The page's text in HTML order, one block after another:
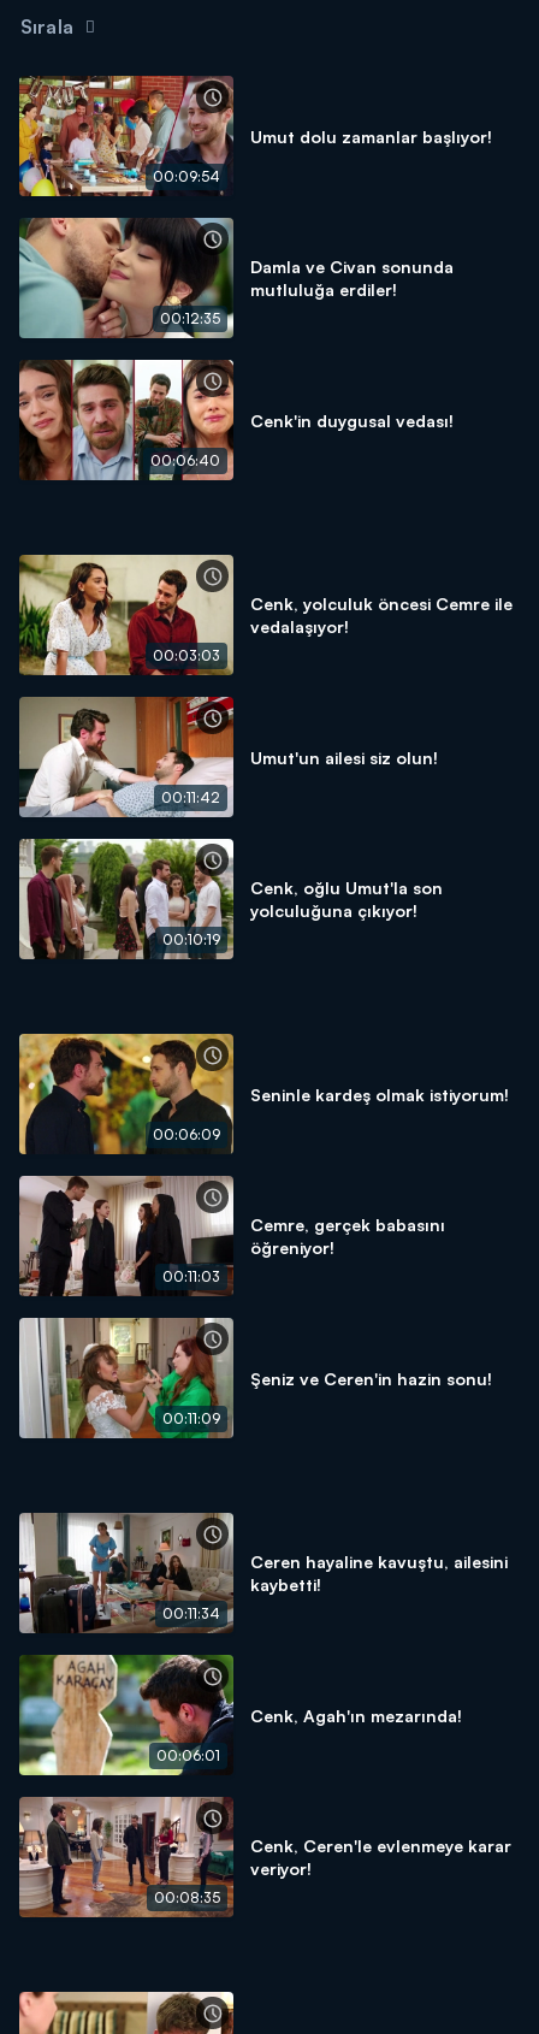
Sırala
00:09:54
Umut dolu zamanlar başlıyor!
00:12:35
Damla ve Civan sonunda
mutluluğa erdiler!
00:06:40
Cenk'in duygusal vedası!
00:03:03
Cenk, yolculuk öncesi Cemre ile
vedalaşıyor!
00:11:42
Umut'un ailesi siz olun!
00:10:19
Cenk, oğlu Umut'la son
yolculuğuna çıkıyor!
00:06:09
Seninle kardeş olmak istiyorum!
00:11:03
Cemre, gerçek babasını
öğreniyor!
00:11:09
Şeniz ve Ceren'in hazin sonu!
00:11:34
Ceren hayaline kavuştu, ailesini
kaybetti!
00:06:01
Cenk, Agah'ın mezarında!
00:08:35
Cenk, Ceren'le evlenmeye karar
veriyor!